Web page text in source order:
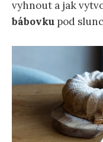
vyhnout a jak
bábovku pod